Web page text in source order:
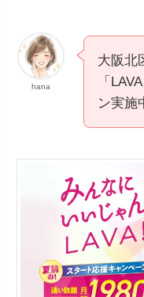
hana
大阪北
「
ン実施